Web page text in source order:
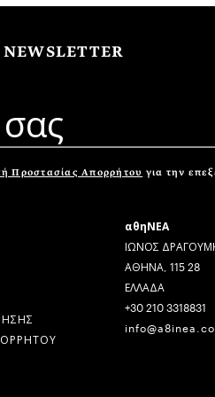
Προστασίας Απορρήτου για την
αθηΝΕΑ
ΙΩΝΟΣ
ΑΘΗΝΑ, 115 28
ΕΛΛΑΔΑ
+30 210 3318831